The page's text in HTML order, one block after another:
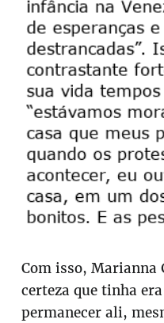
Com isso, Marianna
certeza que tinha
permanecer ali,